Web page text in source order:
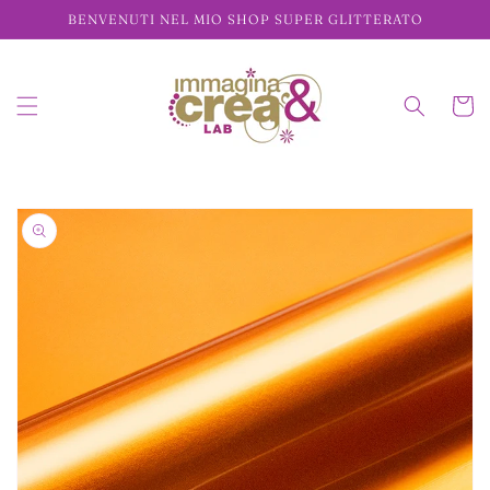
direttamente
ai contenuti
BENVENUTI NEL MIO SHOP SUPER GLITTERATO
Passa alle
informazioni
sul prodotto